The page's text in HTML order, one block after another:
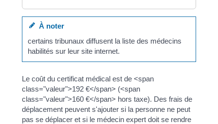
À noter
certains tribunaux diffusent la liste des médecins
habilités sur leur site internet.
Le coût du certificat médical est de <span
class="valeur">192 €</span> (<span
class="valeur">160 €</span> hors taxe). Des frais de
déplacement peuvent s'ajouter si la personne ne peut
pas se déplacer et si le médecin expert doit se rendre